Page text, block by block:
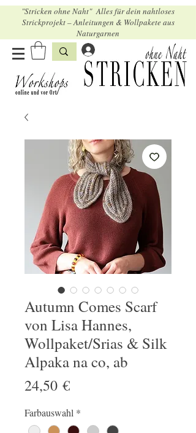
"Stricken ohne Naht" Alles für dein nahtloses
Strickprojekt – Anleitungen & Wollpakete aus
Naturgarnen
Autumn Comes Scarf
von Lisa Hannes,
Wollpaket/Srias & Silk
Alpaka na co, ab
24,50 €Preis
Farbauswahl *